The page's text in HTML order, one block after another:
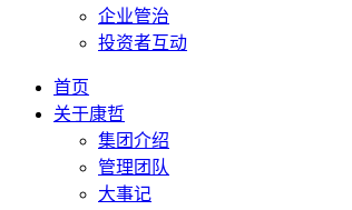
企业管治
投资者互动
首页
关于康哲
集团介绍
管理团队
大事记